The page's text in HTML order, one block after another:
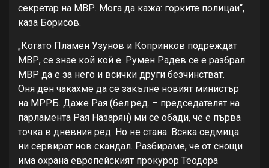
секретар на МВР. Мога да кажа: горките полицаи“,
каза Борисов.
„Когато Пламен Узунов и Копринков подреждат
МВР, се знае кой кой е. Румен Радев се е разбрал
МВР да е за него и всички други безчинстват.
Оня ден чакахме да се закълне новият министър
на МРРБ. Даже Рая (бел.ред. – председателят на
парламента Рая Назарян) ми се обади, че е първа
точка в дневния ред. Но не стана. Всяка седмица
ни сервират нов скандал. Разбираме, че от снощи
има охрана европейският прокурор Теодора